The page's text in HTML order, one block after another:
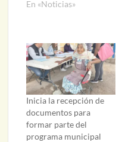
En «Noticias»
Inicia la recepción de
documentos para
formar parte del
programa municipal